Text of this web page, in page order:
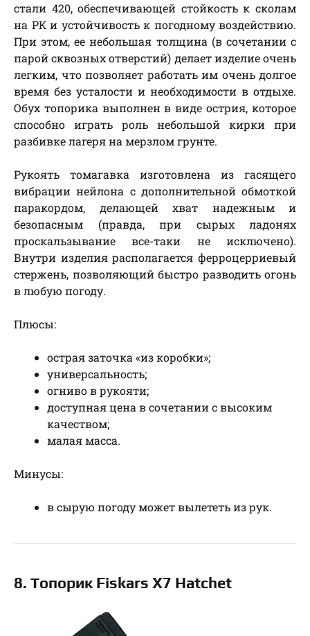
стали 420, обеспечивающей стойкость к сколам
на РК и устойчивость к погодному воздействию.
При этом, ее небольшая толщина (в сочетании с
парой сквозных отверстий) делает изделие очень
легким, что позволяет работать им очень долгое
время без усталости и необходимости в отдыхе.
Обух топорика выполнен в виде острия, которое
способно играть роль небольшой кирки при
разбивке лагеря на мерзлом грунте.
Рукоять томагавка изготовлена из гасящего
вибрации нейлона с дополнительной обмоткой
паракордом, делающей хват надежным и
безопасным (правда, при сырых ладонях
проскальзывание все-таки не исключено).
Внутри изделия располагается ферроцерриевый
стержень, позволяющий быстро разводить огонь
в любую погоду.
Плюсы:
острая заточка «из коробки»;
универсальность;
огниво в рукояти;
доступная цена в сочетании с высоким
качеством;
малая масса.
Минусы:
в сырую погоду может вылететь из рук.
8. Топорик Fiskars X7 Hatchet